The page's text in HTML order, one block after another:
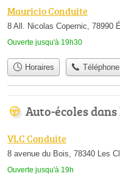
Mauricio Conduite
8 All. Nicolas Copernic, 78990
Ouverte jusqu'à 19h30
Horaires Téléphone
Auto-écoles
VLC Conduite
8 avenue du Bois, 78340 Les
Ouverte jusqu'à 19h